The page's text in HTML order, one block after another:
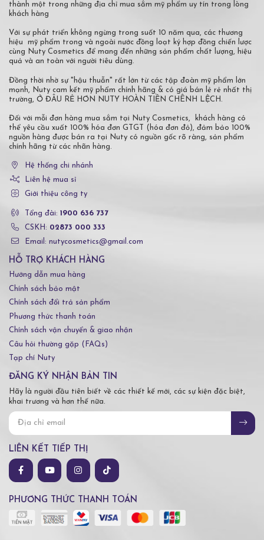
thành một trong những địa chỉ mua sắm mỹ phẩm uy tín trong lòng
khách hàng
Với sự phát triển không ngừng trong suốt 10 năm qua, các thương
hiệu mỹ phẩm trong và ngoài nước đồng loạt ký hợp đồng chiến lược
cùng Nuty Cosmetics để mang đến những sản phẩm chất lượng, hiệu
quả và an toàn với người tiêu dùng.
Đồng thời nhờ sự "hậu thuẫn" rất lớn từ các tập đoàn mỹ phẩm lớn
mạnh, Nuty cam kết mỹ phẩm chính hãng & có giá bán lẻ rẻ nhất thị
trường, Ở ĐÂU RẺ HƠN NUTY HOÀN TIỀN CHÊNH LỆCH.
Đối với mỗi đơn hàng mua sắm tại Nuty Cosmetics, khách hàng có
thể yêu cầu xuất 100% hóa đơn GTGT (hóa đơn đỏ), đảm bảo 100%
nguồn hàng được bán ra tại Nuty có nguồn gốc rõ ràng, sản phẩm
chính hãng từ các nhãn hàng.
Hệ thống chi nhánh
Liên hệ mua sỉ
Giới thiệu công ty
Tổng đài: 1900 636 737
CSKH: 02873 000 333
Email: nutycosmetics@gmail.com
HỖ TRỢ KHÁCH HÀNG
Hướng dẫn mua hàng
Chính sách bảo mật
Chính sách đổi trả sản phẩm
Phương thức thanh toán
Chính sách vận chuyển & giao nhận
Câu hỏi thường gặp (FAQs)
Tạp chí Nuty
ĐĂNG KÝ NHẬN BẢN TIN
Hãy là người đầu tiên biết về các thiết kế mới, các sự kiện đặc biệt,
khai trương và hơn thế nữa.
LIÊN KẾT TIẾP THỊ
PHƯƠNG THỨC THANH TOÁN